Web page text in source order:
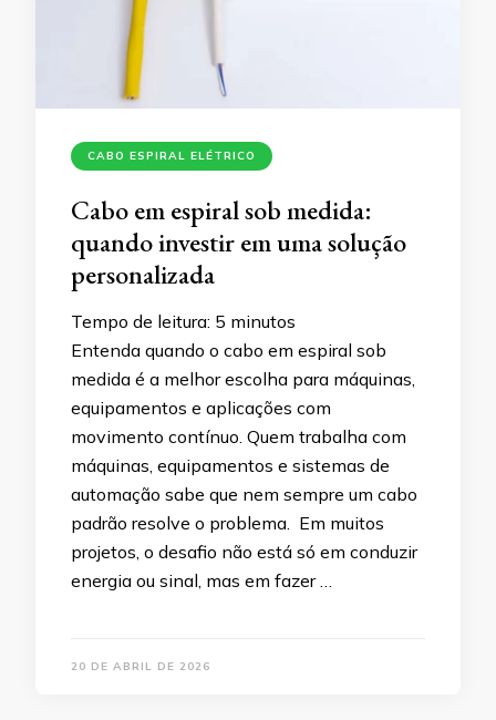
CABO ESPIRAL ELÉTRICO
Cabo em espiral sob medida:
quando investir em uma solução
personalizada
Tempo de leitura: 5 minutos
Entenda quando o cabo em espiral sob
medida é a melhor escolha para máquinas,
equipamentos e aplicações com
movimento contínuo. Quem trabalha com
máquinas, equipamentos e sistemas de
automação sabe que nem sempre um cabo
padrão resolve o problema. Em muitos
projetos, o desafio não está só em conduzir
energia ou sinal, mas em fazer …
20 DE ABRIL DE 2026